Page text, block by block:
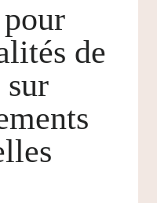
de